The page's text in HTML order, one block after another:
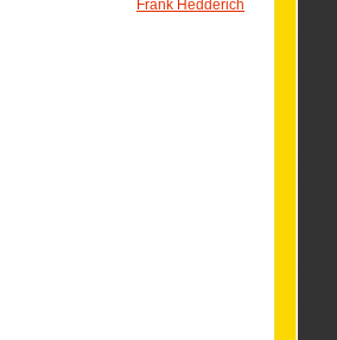
Frank Hedderich